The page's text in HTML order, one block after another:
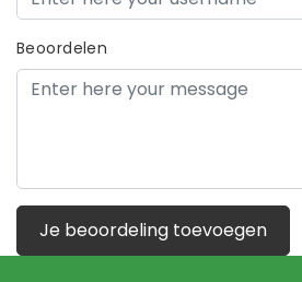
Beoordelen
Je beoordeling toevoegen